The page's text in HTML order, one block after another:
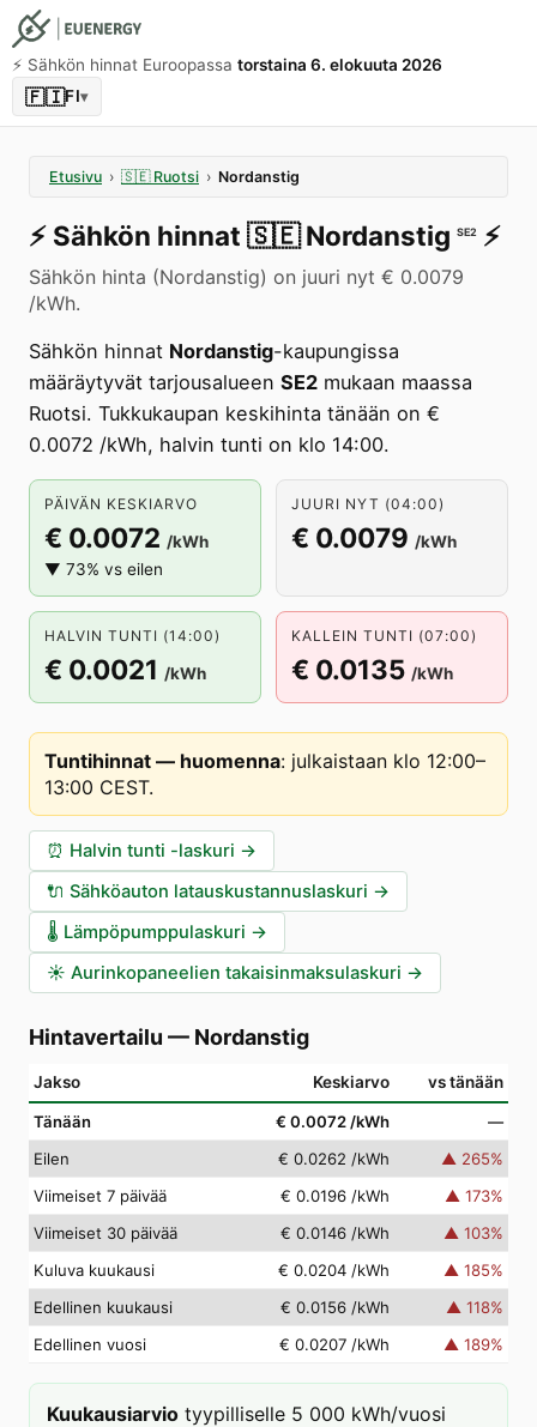
⚡️ Sähkön hinnat Euroopassa torstaina 6. elokuuta 2026
🇫🇮FI▾
Etusivu › 🇸🇪 Ruotsi › Nordanstig
⚡️ Sähkön hinnat 🇸🇪 Nordanstig SE2 ⚡️
Sähkön hinta (Nordanstig) on juuri nyt € 0.0079
/kWh.
Sähkön hinnat Nordanstig-kaupungissa
määräytyvät tarjousalueen SE2 mukaan maassa
Ruotsi. Tukkukaupan keskihinta tänään on €
0.0072 /kWh, halvin tunti on klo 14:00.
PÄIVÄN KESKIARVO
€ 0.0072 /kWh
▼ 73% vs eilen
JUURI NYT (04:00)
€ 0.0079 /kWh
HALVIN TUNTI (14:00)
€ 0.0021 /kWh
KALLEIN TUNTI (07:00)
€ 0.0135 /kWh
Tuntihinnat — huomenna: julkaistaan klo 12:00–
13:00 CEST.
⏰ Halvin tunti -laskuri →
🔌 Sähköauton latauskustannuslaskuri →
🌡️ Lämpöpumppulaskuri →
☀️ Aurinkopaneelien takaisinmaksulaskuri →
Hintavertailu — Nordanstig
Jakso Keskiarvo vs tänään
Tänään € 0.0072 /kWh
—
Eilen
€ 0.0262 /kWh ▲ 265%
Viimeiset 7 päivää
€ 0.0196 /kWh ▲ 173%
Viimeiset 30 päivää
€ 0.0146 /kWh ▲ 103%
Kuluva kuukausi
€ 0.0204 /kWh ▲ 185%
Edellinen kuukausi
€ 0.0156 /kWh ▲ 118%
Edellinen vuosi
€ 0.0207 /kWh ▲ 189%
Kuukausiarvio tyypilliselle 5 000 kWh/vuosi